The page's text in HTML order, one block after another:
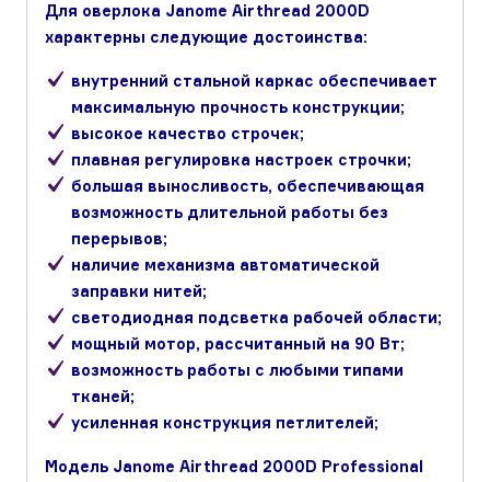
Для оверлока Janome Airthread 2000D
характерны следующие достоинства:
внутренний стальной каркас обеспечивает
максимальную прочность конструкции;
высокое качество строчек;
плавная регулировка настроек строчки;
большая выносливость, обеспечивающая
возможность длительной работы без
перерывов;
наличие механизма автоматической
заправки нитей;
светодиодная подсветка рабочей области;
мощный мотор, рассчитанный на 90 Вт;
возможность работы с любыми типами
тканей;
усиленная конструкция петлителей;
Модель Janome Airthread 2000D Professional